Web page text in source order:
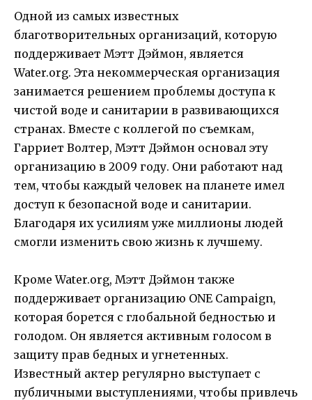
Одной из самых известных
благотворительных организаций, которую
поддерживает Мэтт Дэймон, является
Water.org. Эта некоммерческая организация
занимается решением проблемы доступа к
чистой воде и санитарии в развивающихся
странах. Вместе с коллегой по съемкам,
Гарриет Волтер, Мэтт Дэймон основал эту
организацию в 2009 году. Они работают над
тем, чтобы каждый человек на планете имел
доступ к безопасной воде и санитарии.
Благодаря их усилиям уже миллионы людей
смогли изменить свою жизнь к лучшему.
Кроме Water.org, Мэтт Дэймон также
поддерживает организацию ONE Campaign,
которая борется с глобальной бедностью и
голодом. Он является активным голосом в
защиту прав бедных и угнетенных.
Известный актер регулярно выступает с
публичными выступлениями, чтобы привлечь